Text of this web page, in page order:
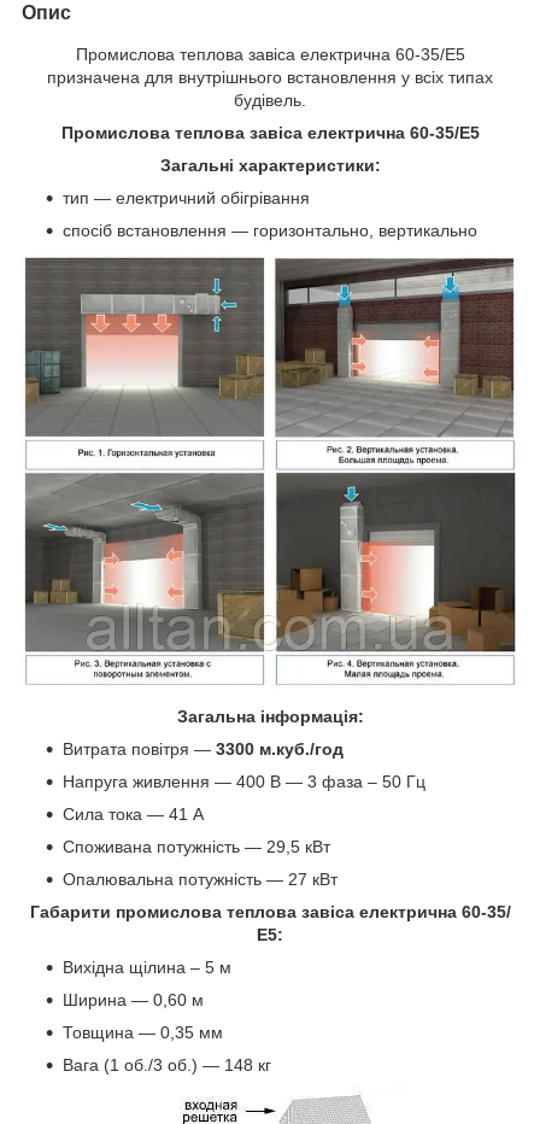
Опис
Промислова теплова завіса електрична 60-35/Е5
призначена для внутрішнього встановлення у всіх типах
будівель.
Промислова теплова завіса електрична 60-35/Е5
Загальні характеристики:
тип — електричний обігрівання
спосіб встановлення — горизонтально, вертикально
Загальна інформація:
Витрата повітря — 3300 м.куб./год
Напруга живлення — 400 В — 3 фаза – 50 Гц
Сила тока — 41 А
Споживана потужність — 29,5 кВт
Опалювальна потужність — 27 кВт
Габарити промислова теплова завіса електрична 60-35/
Е5:
Вихідна щілина – 5 м
Ширина — 0,60 м
Товщина — 0,35 мм
Вага (1 об./3 об.) — 148 кг